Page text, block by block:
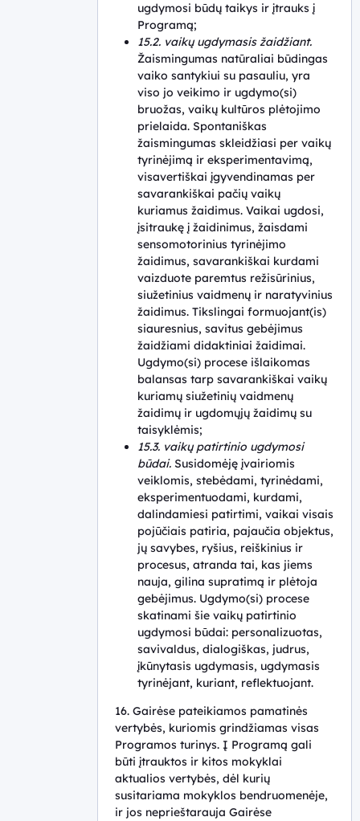
ugdymosi būdų taikys ir įtrauks į
Programą;
15.2. vaikų ugdymasis žaidžiant.
Žaismingumas natūraliai būdingas
vaiko santykiui su pasauliu, yra
viso jo veikimo ir ugdymo(si)
bruožas, vaikų kultūros plėtojimo
prielaida. Spontaniškas
žaismingumas skleidžiasi per vaikų
tyrinėjimą ir eksperimentavimą,
visavertiškai įgyvendinamas per
savarankiškai pačių vaikų
kuriamus žaidimus. Vaikai ugdosi,
įsitraukę į žaidinimus, žaisdami
sensomotorinius tyrinėjimo
žaidimus, savarankiškai kurdami
vaizduote paremtus režisūrinius,
siužetinius vaidmenų ir naratyvinius
žaidimus. Tikslingai formuojant(is)
siauresnius, savitus gebėjimus
žaidžiami didaktiniai žaidimai.
Ugdymo(si) procese išlaikomas
balansas tarp savarankiškai vaikų
kuriamų siužetinių vaidmenų
žaidimų ir ugdomųjų žaidimų su
taisyklėmis;
15.3. vaikų patirtinio ugdymosi
būdai. Susidomėję įvairiomis
veiklomis, stebėdami, tyrinėdami,
eksperimentuodami, kurdami,
dalindamiesi patirtimi, vaikai visais
pojūčiais patiria, pajaučia objektus,
jų savybes, ryšius, reiškinius ir
procesus, atranda tai, kas jiems
nauja, gilina supratimą ir plėtoja
gebėjimus. Ugdymo(si) procese
skatinami šie vaikų patirtinio
ugdymosi būdai: personalizuotas,
savivaldus, dialogiškas, judrus,
įkūnytasis ugdymasis, ugdymasis
tyrinėjant, kuriant, reflektuojant.
16. Gairėse pateikiamos pamatinės
vertybės, kuriomis grindžiamas visas
Programos turinys. Į Programą gali
būti įtrauktos ir kitos mokyklai
aktualios vertybės, dėl kurių
susitariama mokyklos bendruomenėje,
ir jos neprieštarauja Gairėse